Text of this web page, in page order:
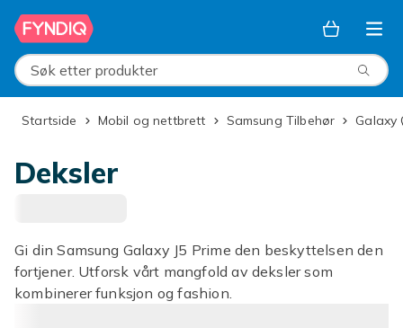
Hopp til hovedinnhold
Søk etter produkter
Startside Mobil og nettbrett Samsung Tilbehør
Deksler
Gi din Samsung Galaxy J5 Prime den beskyttelsen den
fortjener. Utforsk vårt mangfold av deksler som
kombinerer funksjon og fashion.